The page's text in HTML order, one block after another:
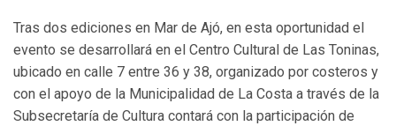
Tras dos ediciones en Mar de Ajó, en esta oportunidad el
evento se desarrollará en el Centro Cultural de Las Toninas,
ubicado en calle 7 entre 36 y 38, organizado por costeros y
con el apoyo de la Municipalidad de La Costa a través de la
Subsecretaría de Cultura contará con la participación de